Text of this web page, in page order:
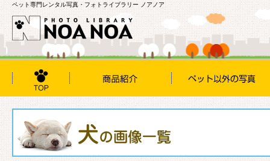
ペット専門レンタル写真・フォトライブラリー ノアノア